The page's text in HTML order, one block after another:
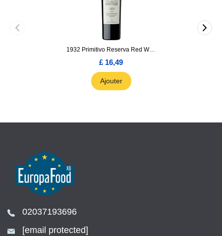
1932 Primitivo Reserva Red Wine 75cl
£ 16,49
Ajouter
02037193696
[email protected]